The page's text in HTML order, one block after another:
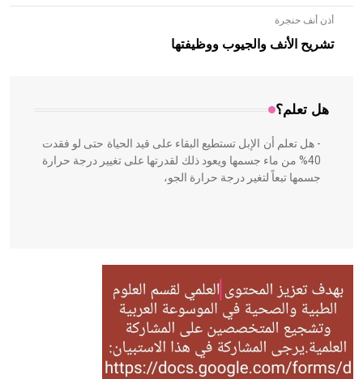
أذن أنف حنجرة
تشريح الأنف والجيوب ووظيفتها
هل تعلم؟
- هل تعلم أن الأبلق نوع من الفنون الهندسية التي ارتبطت
بالعمارة الإسلامية في بلاد الشام ومصر خاصة، حيث يحرص
المعمار على بناء مداميكه وخاصة في الواجهات
- هل تعلم أن الإبل تستطيع البقاء على قيد الحياة حتى لو فقدت
40% من ماء جسمها ويعود ذلك لقدرتها على تغيير درجة حرارة
جسمها تبعاً لتغير درجة حرارة الجو،
- هل تعلم أن أبقراط كتب في الطب أربعة مؤلفات هي:
الحكم، الأدلة، تنظيم التغذية، ورسالته في جروح الرأس. ويعود
له الفضل بأنه حرر الطب من الدين والفلسفة.